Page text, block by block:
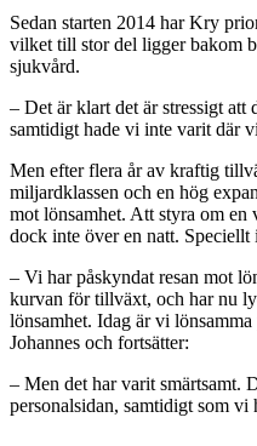
Sedan starten 2014 har Kry
vilket till stor del ligger bakom
sjukvård.
– Det är klart det är stressigt att
samtidigt hade vi inte varit där
Men efter flera år av kraftig
miljardklassen och en hög
mot lönsamhet. Att styra om en
dock inte över en natt.
– Vi har påskyndat resan mot
kurvan för tillväxt, och har nu
lönsamhet. Idag är vi
Johannes och fortsätter:
– Men det har varit smärtsamt.
personalsidan, samtidigt som vi